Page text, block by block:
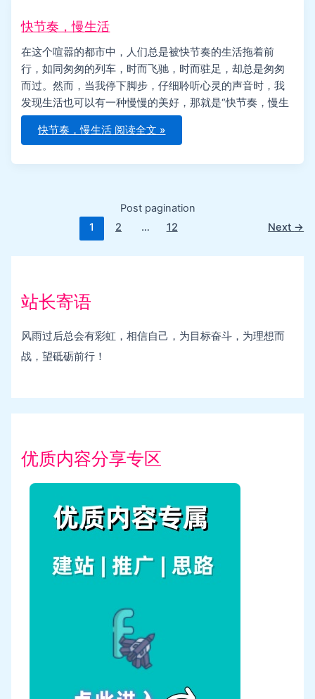
快节奏，慢生活
在这个喧嚣的都市中，人们总是被快节奏的生活拖着前
行，如同匆匆的列车，时而飞驰，时而驻足，却总是匆匆
而过。然而，当我停下脚步，仔细聆听心灵的声音时，我
发现生活也可以有一种慢慢的美好，那就是“快节奏，慢生
快节奏，慢生活 阅读全文 »
Post pagination
1
2 … 12 Next →
站长寄语
风雨过后总会有彩虹，相信自己，为目标奋斗，为理想而
战，望砥砺前行！
优质内容分享专区